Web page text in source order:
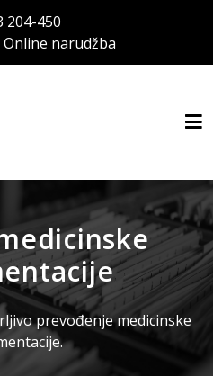
204-450
Online narudžba
prevođenje medicinske